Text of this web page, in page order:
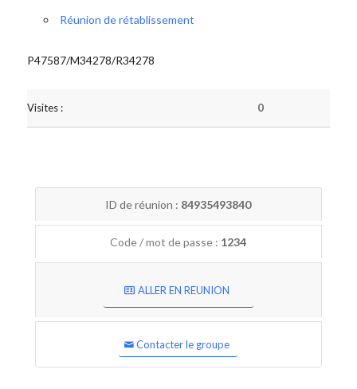
Réunion de rétablissement
P47587/M34278/R34278
Visites : 0
ID de réunion : 84935493840
Code / mot de passe : 1234
ALLER EN REUNION
Contacter le groupe